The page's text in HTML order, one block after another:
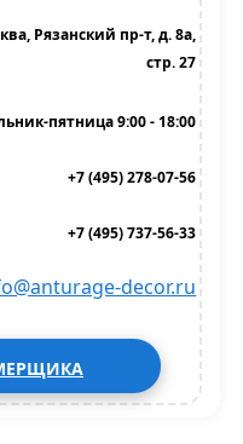
Рязанский пр-т, д. 8а,
стр. 27
пятница 9:00 - 18:00
+7 (495) 278-07-56
+7 (495) 737-56-33
decor.ru